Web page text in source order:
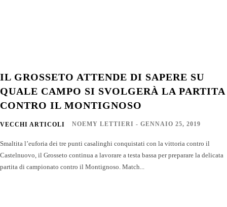
IL GROSSETO ATTENDE DI SAPERE SU
QUALE CAMPO SI SVOLGERÀ LA PARTITA
CONTRO IL MONTIGNOSO
VECCHI ARTICOLI NOEMY LETTIERI - GENNAIO 25, 2019
Smaltita l’euforia dei tre punti casalinghi conquistati con la vittoria contro il
Castelnuovo, il Grosseto continua a lavorare a testa bassa per preparare la delicata
partita di campionato contro il Montignoso. Match...